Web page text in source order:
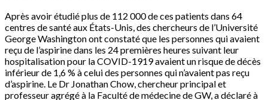
Après avoir étudié plus de 112 000 de ces patients dans 64
centres de santé aux États-Unis, des chercheurs de l’Université
George Washington ont constaté que les personnes qui avaient
reçu de l’aspirine dans les 24 premières heures suivant leur
hospitalisation pour la COVID-1919 avaient un risque de décès
inférieur de 1,6 % à celui des personnes qui n’avaient pas reçu
d’aspirine. Le Dr Jonathan Chow, chercheur principal et
professeur agrégé à la Faculté de médecine de GW, a déclaré à